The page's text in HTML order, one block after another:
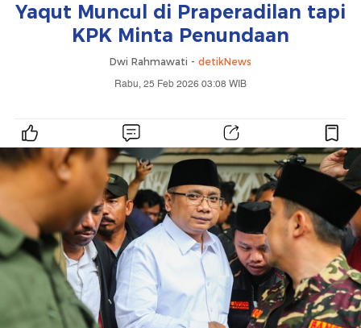
Yaqut Muncul di Praperadilan tapi
KPK Minta Penundaan
Dwi Rahmawati - detikNews
Rabu, 25 Feb 2026 03:08 WIB